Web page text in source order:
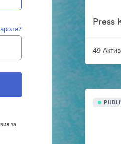
за
Press
49